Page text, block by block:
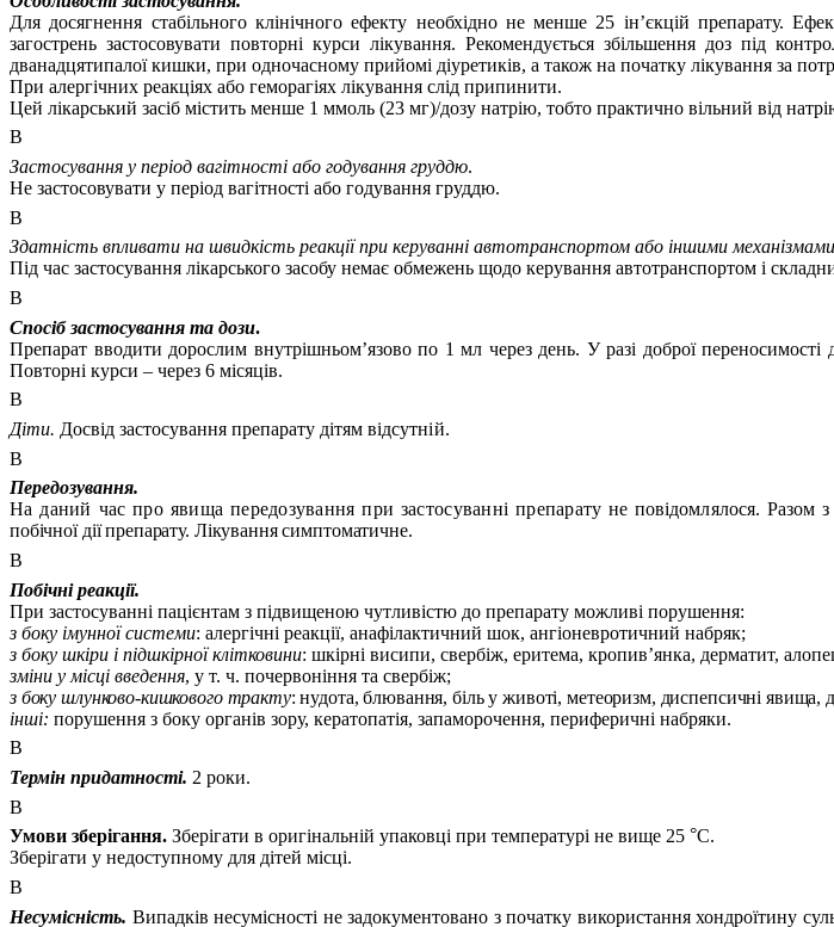
Для досягнення стабільного клінічного ефекту необхідно не менше 25 ін’єкцій препарату.
загострень застосовувати повторні курси лікування. Рекомендується збільшення доз під
дванадцятипалої кишки, при одночасному прийомі діуретиків, а також на початку лікування за
При алергічних реакціях або геморагіях лікування слід припинити.
Цей лікарський засіб містить менше 1 ммоль (23 мг)/дозу натрію, тобто практично вільний від
В
Застосування у період вагітності або годування груддю.
Не застосовувати у період вагітності або годування груддю.
В
Здатність впливати на швидкість реакції при керуванні автотранспортом або іншими
Під час застосування лікарського засобу немає обмежень щодо керування автотранспортом і
В
Спосіб застосування та дози.
Препарат вводити дорослим внутрішньом’язово по 1 мл через день. У разі доброї переносимості
Повторні курси – через 6 місяців.
В
Діти. Досвід застосування препарату дітям відсутній.
В
Передозування.
На даний час про явища передозування при застосуванні препаратуне повідомлялося. Разом
побічної дії препарату. Лікування симптоматичне.
В
Побічні реакції.
При застосуванні пацієнтам з підвищеною чутливістю до препарату можливі порушення:
з боку імунної системи: алергічні реакції, анафілактичний шок, ангіоневротичний набряк;
з боку шкіри і підшкірної клітковини: шкірні висипи, свербіж, еритема, кропив’янка, дерматит,
зміни у місці введення, у т. ч. почервоніння та свербіж;
з боку шлунково-кишкового тракту: нудота, блювання, біль у животі, метеоризм, диспепсичні явища,
інші: порушення з боку органів зору, кератопатія, запаморочення, периферичні набряки.
В
Термін придатності. 2 роки.
В
Умови зберігання. Зберігати в оригінальній упаковці при температурі не вище 25 °С.
Зберігати у недоступному для дітей місці.
В
Несумісність. Випадків несумісності не задокументовано з початку використання хондроїтину